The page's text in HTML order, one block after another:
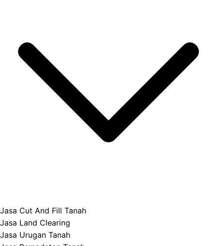
Jasa Cut And Fill Tanah
Jasa Land Clearing
Jasa Urugan Tanah